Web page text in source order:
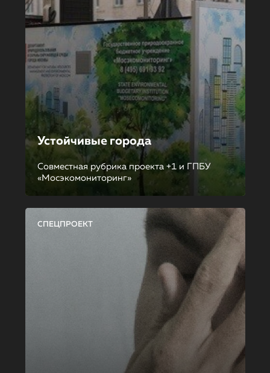
Устойчивые города
Совместная рубрика проекта +1 и ГПБУ
«Мосэкомониторинг»
СПЕЦПРОЕКТ